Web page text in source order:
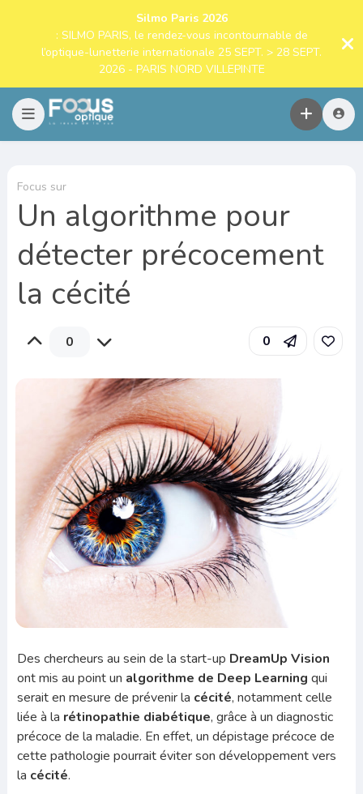
Silmo Paris 2026
: SILMO PARIS, le rendez-vous incontournable de
l’optique-lunetterie internationale 25 SEPT. > 28 SEPT.
2026 - PARIS NORD VILLEPINTE
Focus sur
Un algorithme pour
détecter précocement
la cécité
0 0
Des chercheurs au sein de la start-up DreamUp Vision
ont mis au point un algorithme de Deep Learning qui
serait en mesure de prévenir la cécité, notamment celle
liée à la rétinopathie diabétique, grâce à un diagnostic
précoce de la maladie. En effet, un dépistage précoce de
cette pathologie pourrait éviter son développement vers
la cécité.